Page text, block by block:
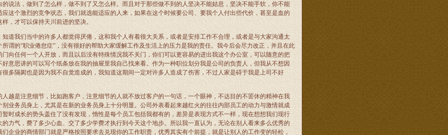
说法，做到了怎么样，做不到了又怎么样。而且对于那些做不到的人坚决不能姑息，坚决不能手软，你不能
这个激烈的竞争状态，我们就选能适应的人来，如果在这个时候要公司、要我个人付出些代价，甚至是血的
，才可以保持天川前进的坚决。
道我们当中的许多人都觉得厌倦，这和我个人有着很大关系，或者是安排工作不合理，或者是与大家沟通太
谓的“职业倦怠症”，没有很好的帮助大家缓解工作及生活上的压力是我的责任。我今后会尽力改正，并且在此
向任何一个人开放，而且以后没有特殊情况我不关门，你们可以更容易的进出我这个办公室，可以随意的把
意思讲的可以写个纸条放在我的抽屉里我自己找来看。作为一种职位划分我是公司的负责人，但我从不想因
很多隔阂也是因为我不自觉造成的，我知道这期间一定对许多人造成了伤害，不过人家是碍于我是上司不好
越是注意细节，比如跑客户，注意细节的人就不放过客户的一句话，一个眼神，不达目的不罢休的精神在我
业务员身上，尤其是在新的业务员身上十分明显。公司外表看起来越红火的往往内部员工的动力与激情就成
暂时成长的势头盖住了没有发现，惰性是每个员工包括我都有的，差异是表现方式不一样，现在想想我们现行
力气，费了多少心血、交了多少学费才执行到今天这个地步。所以我一直认为，无论在别人看来多么优秀的
企业的商情部门就是严格按照要求去兑现你的工作职责，优秀其实有个前提，就是让别人的工作变的轻松，